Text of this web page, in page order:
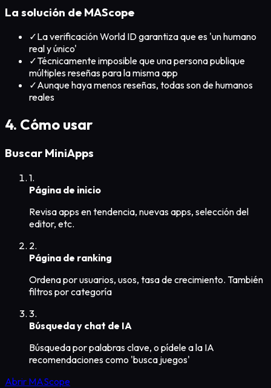
La solución de MAScope
✓La verificación World ID garantiza que es 'un humano
real y único'
✓Técnicamente imposible que una persona publique
múltiples reseñas para la misma app
✓Aunque haya menos reseñas, todas son de humanos
reales
4. Cómo usar
Buscar MiniApps
1.
Página de inicio
Revisa apps en tendencia, nuevas apps, selección del
editor, etc.
2.
Página de ranking
Ordena por usuarios, usos, tasa de crecimiento. También
filtros por categoría
3.
Búsqueda y chat de IA
Búsqueda por palabras clave, o pídele a la IA
recomendaciones como 'busca juegos'
Abrir MAScope